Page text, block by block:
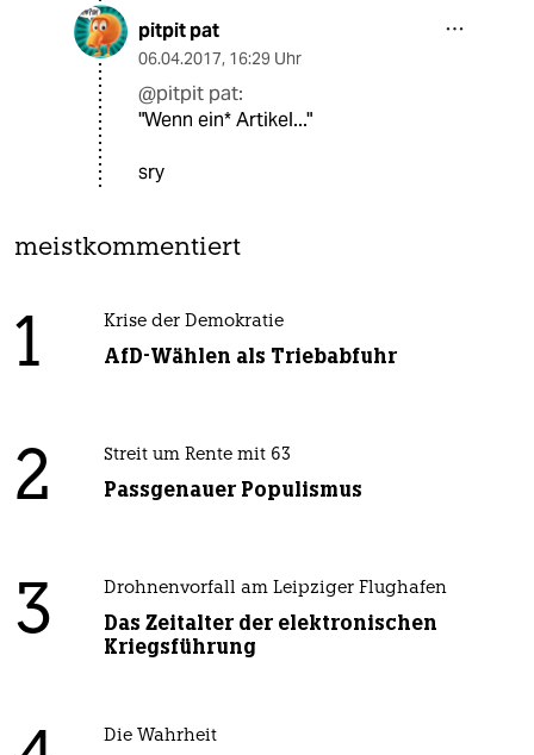
pitpit pat
06.04.2017, 16:29 Uhr
@pitpit pat:
"Wenn ein* Artikel..."
sry
meistkommentiert
1 Krise der Demokratie
AfD-Wählen als Triebabfuhr
2 Streit um Rente mit 63
Passgenauer Populismus
3 Drohnenvorfall am Leipziger Flughafen
Das Zeitalter der elektronischen
Kriegsführung
Die Wahrheit